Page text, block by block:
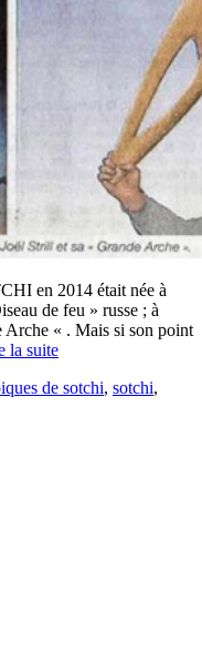
en 2014 était née à
de feu » russe ; à
Arche « . Mais si son point
la suite
de sotchi, sotchi,